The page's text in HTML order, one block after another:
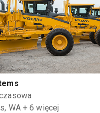
WA + 6 więcej